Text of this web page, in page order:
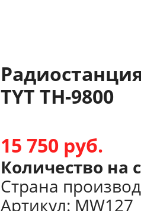
TYT TH-9800
15 750 руб.
Количество на
Страна
Артикул: MW127